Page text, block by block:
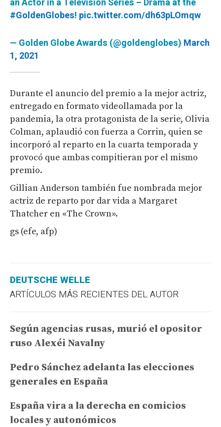
an Actor in a Television Series – Drama at the
#GoldenGlobes! pic.twitter.com/dh63pLOmqw
— Golden Globe Awards (@goldenglobes) March
1, 2021
Durante el anuncio del premio a la mejor actriz,
entregado en formato videollamada por la
pandemia, la otra protagonista de la serie, Olivia
Colman, aplaudió con fuerza a Corrin, quien se
incorporó al reparto en la cuarta temporada y
provocó que ambas compitieran por el mismo
premio.
Gillian Anderson también fue nombrada mejor
actriz de reparto por dar vida a Margaret
Thatcher en «The Crown».
gs (efe, afp)
DEUTSCHE WELLE
ARTÍCULOS MÁS RECIENTES DEL AUTOR
Según agencias rusas, murió el opositor
ruso Alexéi Navalny
Pedro Sánchez adelanta las elecciones
generales en España
España vira a la derecha en comicios
locales y autonómicos